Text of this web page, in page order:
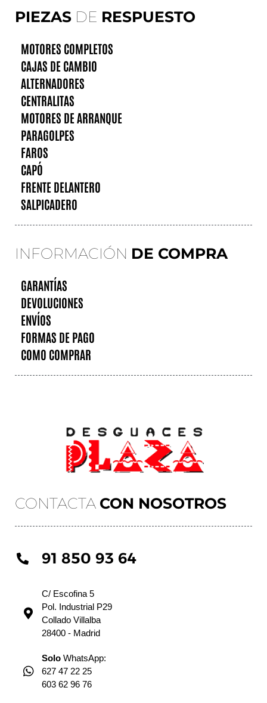
CONTACTA CON NOSOTROS
91 850 93 64
C/ Escofina 5
Pol. Industrial P29
Collado Villalba
28400 - Madrid
Solo WhatsApp:
627 47 22 25
603 62 96 76
PIEZAS DE RESPUESTO
MOTORES COMPLETOS
CAJAS DE CAMBIO
ALTERNADORES
CENTRALITAS
MOTORES DE ARRANQUE
PARAGOLPES
FAROS
CAPÓ
FRENTE DELANTERO
SALPICADERO
INFORMACIÓN DE COMPRA
GARANTÍAS
DEVOLUCIONES
ENVÍOS
FORMAS DE PAGO
COMO COMPRAR